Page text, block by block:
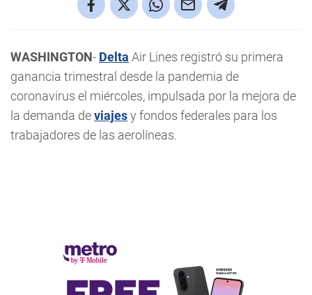
WASHINGTON- Delta Air Lines registró su primera
ganancia trimestral desde la pandemia de
coronavirus el miércoles, impulsada por la mejora de
la demanda deviajesy fondos federales para los
trabajadores de las aerolíneas.